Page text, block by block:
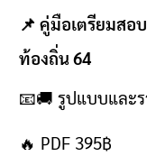
📌 คู่มือเตรียมส
ท้องถิ่น 64
📧🚚รูปแบบและ
🔥 PDF 395฿